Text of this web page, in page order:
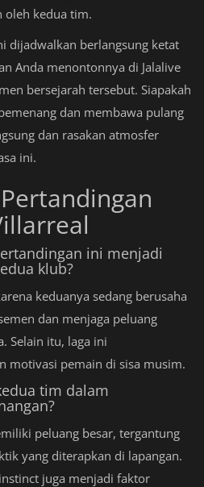
oleh kedua tim.
dijadwalkan berlangsung ketat
Anda menontonnya di Jalalive
bersejarah tersebut. Siapakah
dan membawa pulang
dan rasakan atmosfer
ini.
ini menjadi
klub?
keduanya sedang berusaha
dan menjaga peluang
Selain itu, laga ini
motivasi pemain di sisa musim.
tim dalam
peluang besar, tergantung
yang diterapkan di lapangan.
juga menjadi faktor